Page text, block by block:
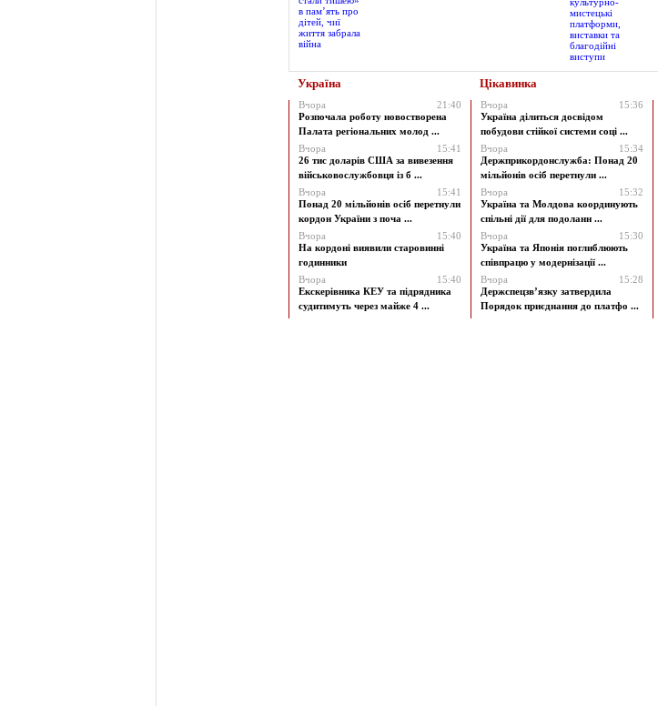
Україна Цікавинка
Вчора
21:40
Розпочала роботу новостворена
Палата регіональних молод ...
Вчора
15:41
26 тис доларів США за вивезення
військовослужбовця із б ...
Вчора
15:41
Понад 20 мільйонів осіб перетнули
кордон України з поча ...
Вчора
15:40
На кордоні виявили старовинні
годинники
Вчора
15:40
Екскерівника КЕУ та підрядника
судитимуть через майже 4 ...
Вчора
15:36
Україна ділиться досвідом
побудови стійкої системи соці ...
Вчора
15:34
Держприкордонслужба: Понад 20
мільйонів осіб перетнули ...
Вчора
15:32
Україна та Молдова координують
спільні дії для подоланн ...
Вчора
15:30
Україна та Японія поглиблюють
співпрацю у модернізації ...
Вчора
15:28
Держспецзв’язку затвердила
Порядок приєднання до платфо ...